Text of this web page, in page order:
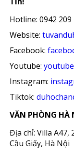
Hotline: 0942 209
Website:
Facebook:
Youtube:
Instagram:
Tiktok:
VĂN PHÒNG HÀ
Địa chỉ: Villa
Cầu Giấy, Hà Nội